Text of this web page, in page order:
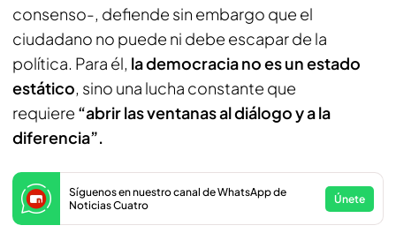
consenso-, defiende sin embargo que el
ciudadano no puede ni debe escapar de la
política. Para él, la democracia no es un estado
estático, sino una lucha constante que
requiere “abrir las ventanas al diálogo y a la
diferencia”.
Síguenos en nuestro canal de WhatsApp de
Noticias Cuatro
Únete